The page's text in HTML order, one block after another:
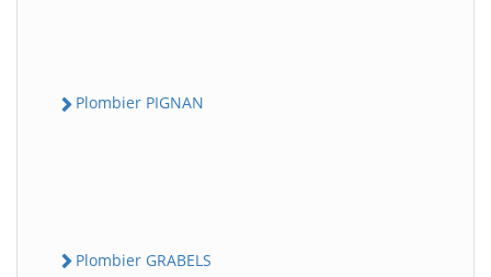
Plombier PIGNAN
Plombier GRABELS